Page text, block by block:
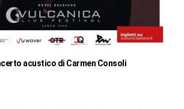
acustico di Carmen Consoli